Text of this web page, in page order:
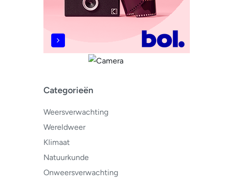
Categorieën
Weersverwachting
Wereldweer
Klimaat
Natuurkunde
Onweersverwachting